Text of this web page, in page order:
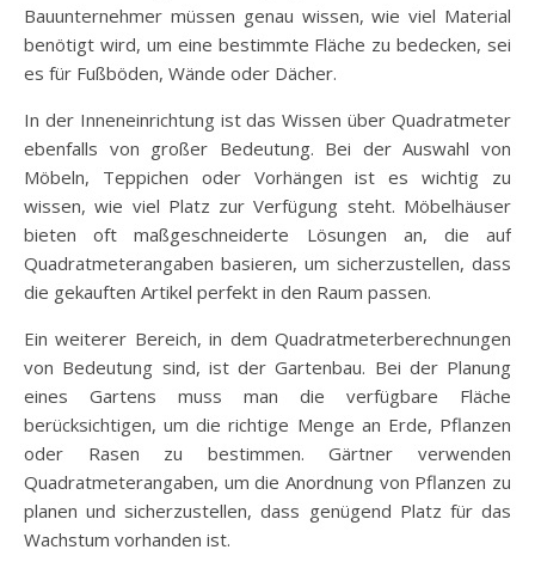
Bauunternehmer müssen genau wissen, wie viel Material
benötigt wird, um eine bestimmte Fläche zu bedecken, sei
es für Fußböden, Wände oder Dächer.
In der Inneneinrichtung ist das Wissen über Quadratmeter
ebenfalls von großer Bedeutung. Bei der Auswahl von
Möbeln, Teppichen oder Vorhängen ist es wichtig zu
wissen, wie viel Platz zur Verfügung steht. Möbelhäuser
bieten oft maßgeschneiderte Lösungen an, die auf
Quadratmeterangaben basieren, um sicherzustellen, dass
die gekauften Artikel perfekt in den Raum passen.
Ein weiterer Bereich, in dem Quadratmeterberechnungen
von Bedeutung sind, ist der Gartenbau. Bei der Planung
eines Gartens muss man die verfügbare Fläche
berücksichtigen, um die richtige Menge an Erde, Pflanzen
oder Rasen zu bestimmen. Gärtner verwenden
Quadratmeterangaben, um die Anordnung von Pflanzen zu
planen und sicherzustellen, dass genügend Platz für das
Wachstum vorhanden ist.